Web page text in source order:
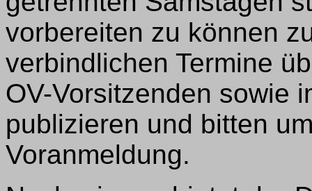
vorbereiten zu können
verbindlichen Termine
OV-Vorsitzenden sowie
publizieren und bitten
Voranmeldung.